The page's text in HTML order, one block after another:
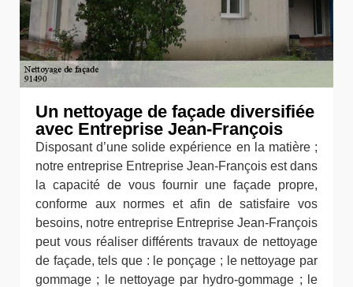
Un nettoyage de façade diversifiée
avec Entreprise Jean-François
Disposant d’une solide expérience en la matière ;
notre entreprise Entreprise Jean-François est dans
la capacité de vous fournir une façade propre,
conforme aux normes et afin de satisfaire vos
besoins, notre entreprise Entreprise Jean-François
peut vous réaliser différents travaux de nettoyage
de façade, tels que : le ponçage ; le nettoyage par
gommage ; le nettoyage par hydro-gommage ; le